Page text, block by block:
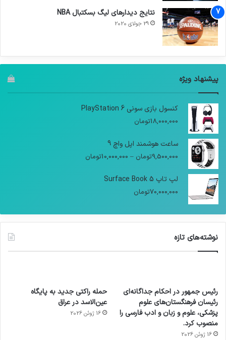
نتایج دیدار‌های لیگ بسکتبال NBA
29 جولای 2020
پیشنهاد ویژه
کنسول بازی سونی PlayStation 6
18,000,000تومان
ساعت هوشمند اپل واچ 9
9,500,000تومان –
10,000,000تومان
لپ تاپ Surface Book 5
70,000,000تومان
نوشته‌های تازه
رئیس جمهور در احکام جداگانه‌ای
رئیسان فرهنگستان‌های علوم
پزشکی، علوم و زبان و ادب فارسی را
منصوب کرد.
16 ژوئن 2026
حمله راکتی جدید به پایگاه
عین‌الاسد در عراق
16 ژوئن 2026